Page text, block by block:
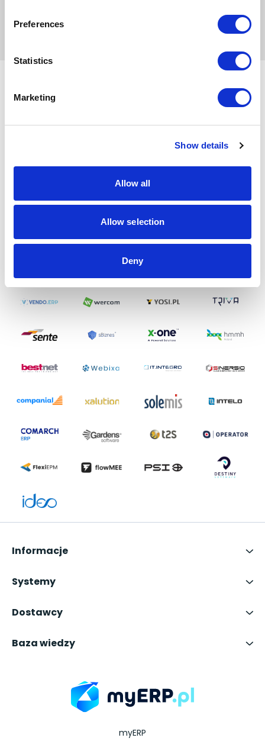
Preferences
Statistics
Marketing
Show details
Allow all
Allow selection
Deny
myERP
Informacje
Systemy
Dostawcy
Baza wiedzy